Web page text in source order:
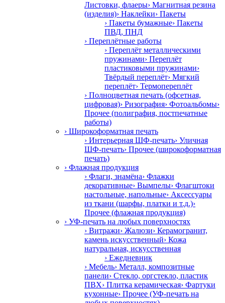
Листовки, флаеры› Магнитная резина
(изделия)› Наклейки› Пакеты
› Пакеты бумажные› Пакеты
ПВД, ПНД
› Переплётные работы
› Переплёт металлическими
пружинами› Переплёт
пластиковыми пружинами›
Твёрдый переплёт› Мягкий
переплёт› Термопереплёт
› Полноцветная печать (офсетная,
цифровая)› Ризография› Фотоальбомы›
Прочее (полиграфия, постпечатные
работы)
› Широкоформатная печать
› Интерьерная ШФ-печать› Уличная
ШФ-печать› Прочее (широкоформатная
печать)
› Флажная продукция
› Флаги, знамёна› Флажки
декоративные› Вымпелы› Флагштоки
настольные, напольные› Аксессуары
из ткани (шарфы, платки и т.д.)›
Прочее (флажная продукция)
› УФ-печать на любых поверхностях
› Витражи› Жалюзи› Керамогранит,
камень искусственный› Кожа
натуральная, искусственная
› Ежедневник
› Мебель› Металл, композитные
панели› Стекло, оргстекло, пластик
ПВХ› Плитка керамическая› Фартуки
кухонные› Прочее (УФ-печать на